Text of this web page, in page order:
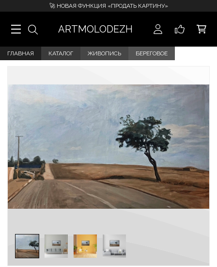
🚀 НОВАЯ ФУНКЦИЯ «ПРОДАТЬ КАРТИНУ»
ARTMOLODEZH
ГЛАВНАЯ КАТАЛОГ ЖИВОПИСЬ БЕРЕГОВОЕ